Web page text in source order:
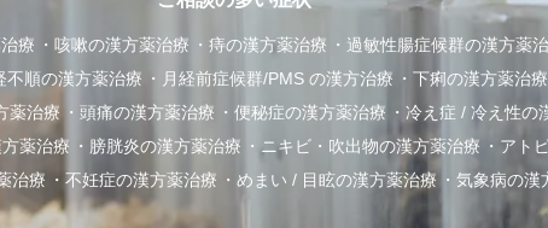
療 咳嗽の漢方薬治療 痔の漢方薬治療 過敏性腸症候群の漢方薬
不順の漢方薬治療 月経前症候群/PMS の漢方治療 下痢の漢方薬治療
薬治療 頭痛の漢方薬治療 便秘症の漢方薬治療 冷え症 / 冷え性の
薬治療 膀胱炎の漢方薬治療 ニキビ・吹出物の漢方薬治療
アト
治療
不妊症の漢方薬治療 めまい / 目眩の漢方薬治療 気象病の漢